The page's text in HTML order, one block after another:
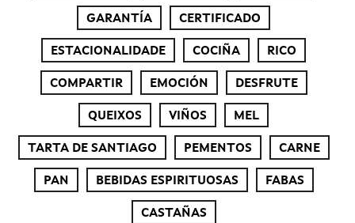
GARANTÍA CERTIFICADO
ESTACIONALIDADE COCIÑA RICO
COMPARTIR EMOCIÓN DESFRUTE
QUEIXOS VIÑOS MEL
TARTA DE SANTIAGO PEMENTOS CARNE
PAN BEBIDAS ESPIRITUOSAS FABAS
CASTAÑAS